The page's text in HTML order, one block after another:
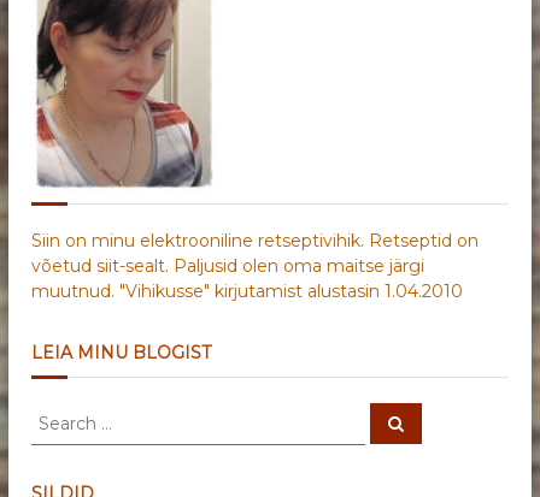
Siin on minu elektrooniline retseptivihik. Retseptid on
võetud siit-sealt. Paljusid olen oma maitse järgi
muutnud. "Vihikusse" kirjutamist alustasin 1.04.2010
LEIA MINU BLOGIST
S
r
S